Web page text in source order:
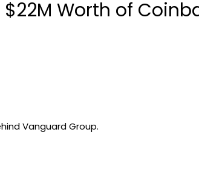
$22M Worth of
Vanguard Group.